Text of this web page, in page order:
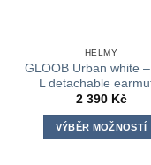
HELMY
GLOOB Urban white
L detachable
2 390 Kč
VÝBĚR MOŽNOSTÍ